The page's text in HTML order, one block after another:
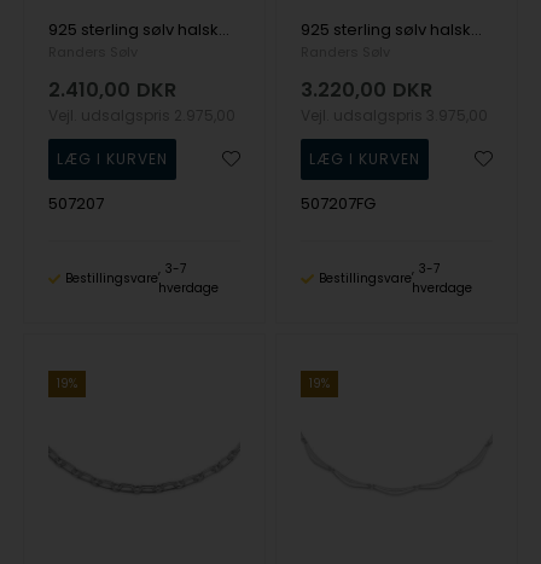
925 sterling sølv halskæde med rhodineret overflade fra Randers Sølv
2.410,00 DKR
507207
Bestillingsvare
3-7
hverdage
925 sterling sølv halskæde med forgyldt overflade fra Randers Sølv
3.220,00 DKR
507207FG
Bestillingsvare
3-7
hverdage
19% 19%